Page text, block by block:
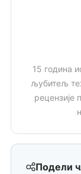
Подели
15 година
љубитељ
рецензије